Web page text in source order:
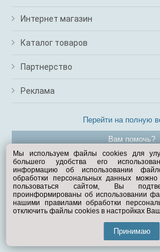
Интернет магазин
Каталог товаров
Партнерство
Реклама
Перейти на полную
Вам помочь?
© Exist.ru
Мы используем файлы cookies для
большего удобства его
информацию об использовании
обработки персональных данных
пользоваться сайтом, Вы
проинформированы об использовании
нашими правилами обработки
отключить файлы cookies в настройках
Принимаю